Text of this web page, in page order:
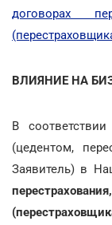
договорах
ВЛИЯНИЕ НА
В
(цедентом,
Заявитель) в